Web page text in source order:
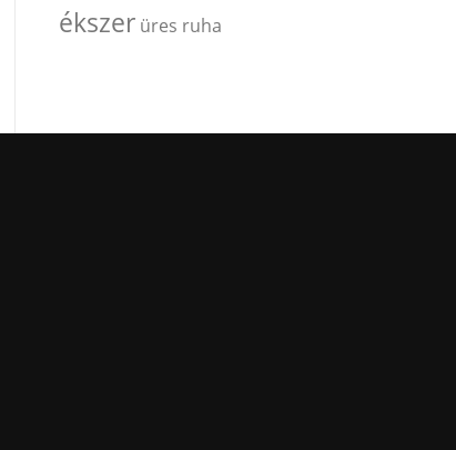
ékszer üres ruha